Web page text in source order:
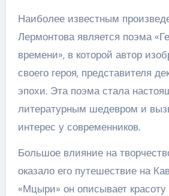
Наиболее известным
Лермонтова является поэма
времени», в которой автор
своего героя, представителя
эпохи. Эта поэма стала
литературным шедевром и
интерес у современников.
Большое влияние на
оказало его путешествие на
«Мцыри» он описывает красоту